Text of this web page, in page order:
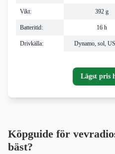
Vikt:
Batteritid:
Drivkälla:
392 g
16 h
Dynamo, sol,
Lägst pris
Köpguide för
bäst?